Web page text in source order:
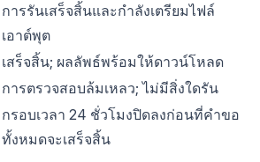
การรันเสร็จสิ้นและกำลังเตรียมไฟล์
เอาต์พุต
เสร็จสิ้น; ผลลัพธ์พร้อมให้ดาวน์โหลด
การตรวจสอบล้มเหลว; ไม่มีสิ่งใดรัน
กรอบเวลา 24 ชั่วโมงปิดลงก่อนที่คำขอ
ทั้งหมดจะเสร็จสิ้น